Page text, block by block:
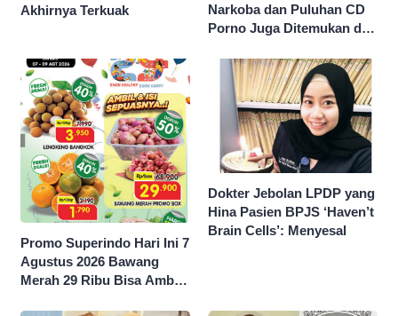
Akhirnya Terkuak
Narkoba dan Puluhan CD
Porno Juga Ditemukan di
Promo Superindo Hari Ini 7
Agustus 2026 Bawang
Merah 29 Ribu Bisa Ambil
Dokter Jebolan LPDP yang
Hina Pasien BPJS ‘Haven’t
Brain Cells’: Menyesal